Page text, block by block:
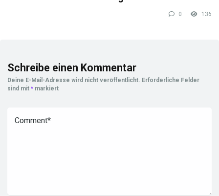
0 136
Schreibe einen Kommentar
Deine E-Mail-Adresse wird nicht veröffentlicht. Erforderliche Felder
sind mit * markiert